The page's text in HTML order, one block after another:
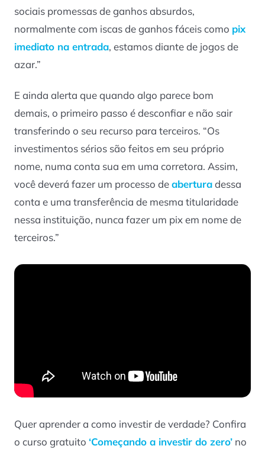
sociais promessas de ganhos absurdos,
normalmente com iscas de ganhos fáceis como pix
imediato na entrada, estamos diante de jogos de
azar.”
E ainda alerta que quando algo parece bom
demais, o primeiro passo é desconfiar e não sair
transferindo o seu recurso para terceiros. “Os
investimentos sérios são feitos em seu próprio
nome, numa conta sua em uma corretora. Assim,
você deverá fazer um processo deaberturadessa
conta e uma transferência de mesma titularidade
nessa instituição, nunca fazer um pix em nome de
terceiros.”
Quer aprender a como investir de verdade? Confira
o curso gratuito ‘Começando a investir do zero’ no